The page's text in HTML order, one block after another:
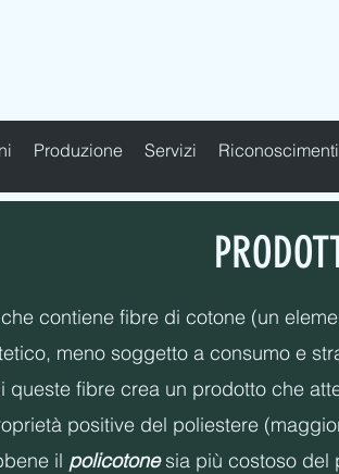
Produzione Servizi Riconoscimenti
contiene fibre di cotone (un
meno soggetto a consumo e
queste fibre crea un prodotto che
positive del poliestere
il policotonesia più costoso del